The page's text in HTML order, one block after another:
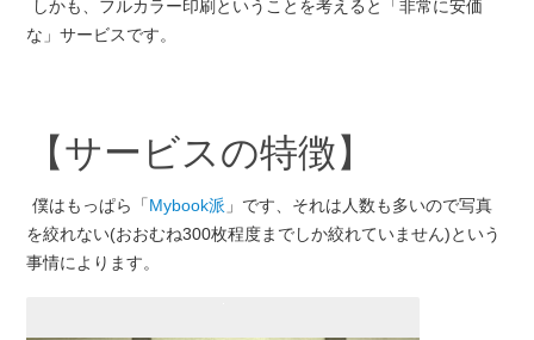
しかも、フルカラー印刷ということを考えると「非常に安価
な」サービスです。
【サービスの特徴】
僕はもっぱら「Mybook派 」です、それは人数も多いので写真
を絞れない(おおむね300枚程度までしか絞れていません)という
事情によります。